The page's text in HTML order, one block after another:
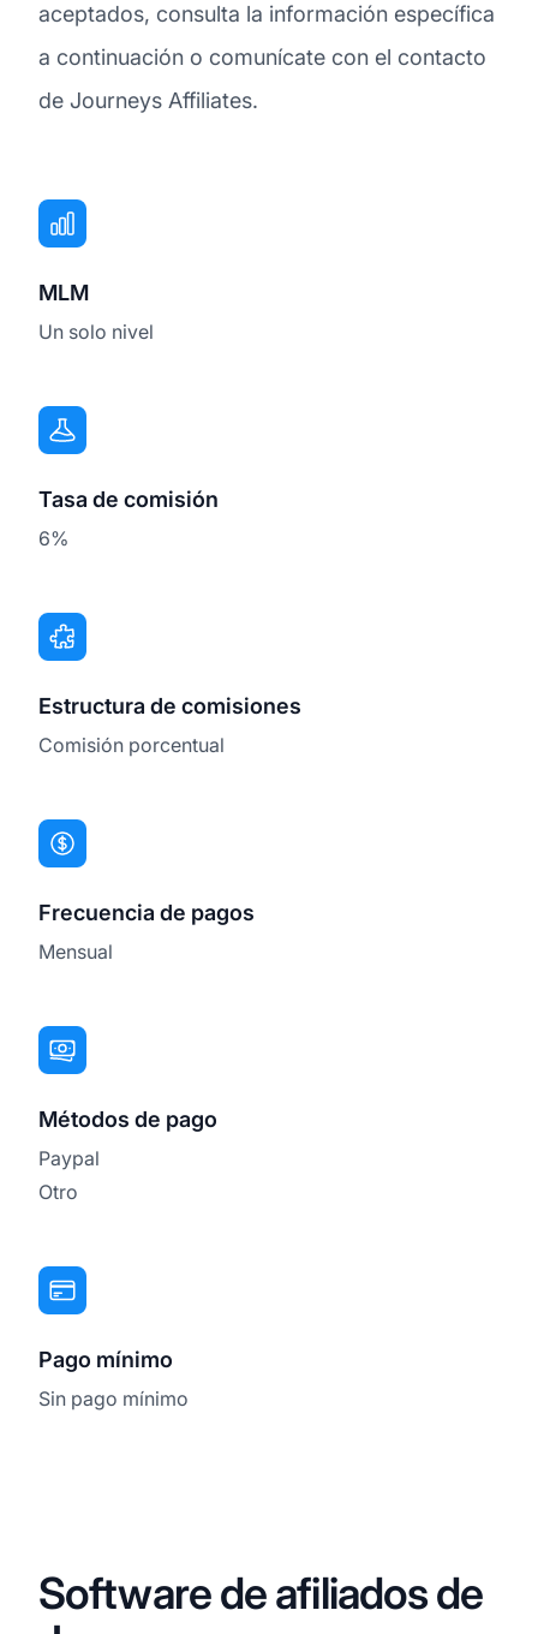
aceptados, consulta la información específica
a continuación o comunícate con el contacto
de Journeys Affiliates.
MLM
Un solo nivel
Tasa de comisión
6%
Estructura de comisiones
Comisión porcentual
Frecuencia de pagos
Mensual
Métodos de pago
Paypal
Otro
Pago mínimo
Sin pago mínimo
Software de afiliados de